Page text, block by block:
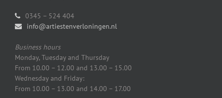
0345 – 524 404
info@artiestenverloningen.nl
Business hours
Monday, Tuesday and Thursday
From 10.00 – 12.00 and 13.00 – 15.00
Wednesday and Friday:
From 10.00 – 13.00 and 14.00 – 17.00